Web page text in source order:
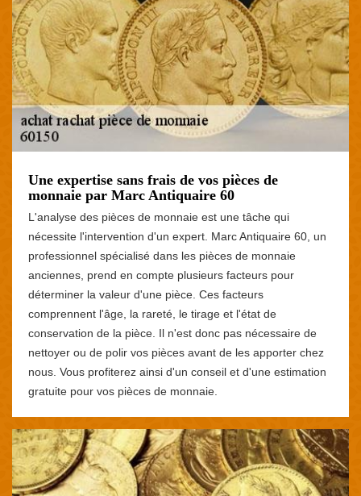
Une expertise sans frais de vos pièces de
monnaie par Marc Antiquaire 60
L'analyse des pièces de monnaie est une tâche qui
nécessite l'intervention d'un expert. Marc Antiquaire 60, un
professionnel spécialisé dans les pièces de monnaie
anciennes, prend en compte plusieurs facteurs pour
déterminer la valeur d'une pièce. Ces facteurs
comprennent l'âge, la rareté, le tirage et l'état de
conservation de la pièce. Il n'est donc pas nécessaire de
nettoyer ou de polir vos pièces avant de les apporter chez
nous. Vous profiterez ainsi d'un conseil et d'une estimation
gratuite pour vos pièces de monnaie.